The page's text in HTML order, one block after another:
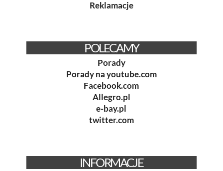
Reklamacje
POLECAMY
Porady
Porady na youtube.com
Facebook.com
Allegro.pl
e-bay.pl
twitter.com
INFORMACJE